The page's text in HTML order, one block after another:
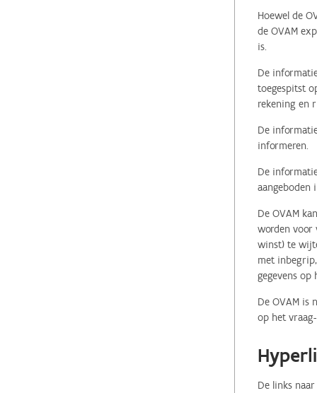
Hoewel de
de OVAM
is.
De
toegespitst
rekening en
De
informeren.
De
aangeboden
De OVAM
worden voor
winst) te
met
gegevens
De OVAM is
op het
De links